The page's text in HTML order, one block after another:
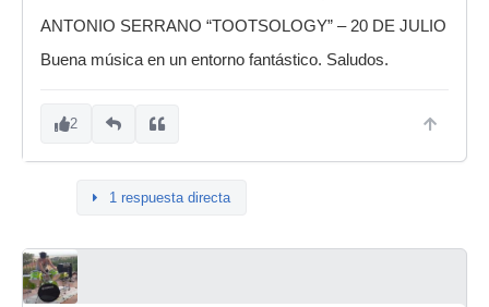
ANTONIO SERRANO “TOOTSOLOGY” – 20 DE JULIO
Buena música en un entorno fantástico. Saludos.
2
1 respuesta directa